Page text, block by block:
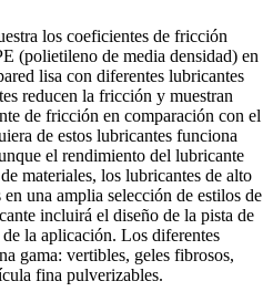
los coeficientes de fricción
(polietileno de media densidad) en
lisa con diferentes lubricantes
reducen la fricción y muestran
de fricción en comparación con el
de estos lubricantes funciona
el rendimiento del lubricante
materiales, los lubricantes de alto
una amplia selección de estilos de
incluirá el diseño de la pista de
la aplicación. Los diferentes
gama: vertibles, geles fibrosos,
fina pulverizables.